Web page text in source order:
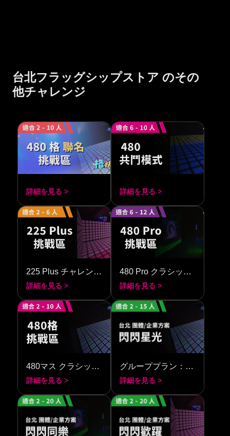
台北フラッグシップストア のその
他チャレンジ
詳細を見る > 詳細を見る >
225 Plus チャレンジエリア
詳細を見る >
480 Pro クラシックチャレンジ
詳細を見る >
480マス クラシックチャレンジ
詳細を見る >
グループプラン：シャイニング・ブライト
詳細を見る >